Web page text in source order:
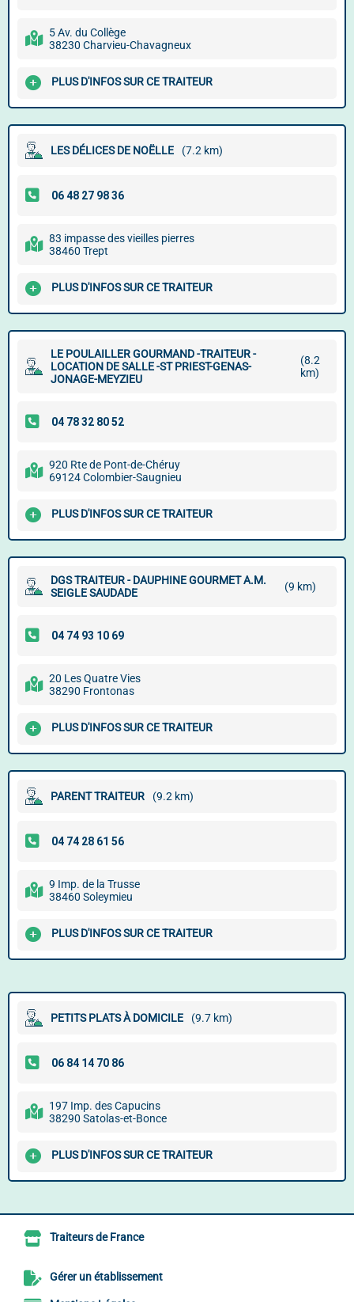
5 Av. du Collège
38230 Charvieu-Chavagneux
PLUS D'INFOS SUR CE TRAITEUR
LES DÉLICES DE NOËLLE (7.2 km)
83 impasse des vieilles pierres
38460 Trept
PLUS D'INFOS SUR CE TRAITEUR
LE POULAILLER GOURMAND -TRAITEUR -
LOCATION DE SALLE -ST PRIEST-GENAS-
JONAGE-MEYZIEU
(8.2
km)
920 Rte de Pont-de-Chéruy
69124 Colombier-Saugnieu
PLUS D'INFOS SUR CE TRAITEUR
DGS TRAITEUR - DAUPHINE GOURMET A.M.
SEIGLE SAUDADE
(9 km)
20 Les Quatre Vies
38290 Frontonas
PLUS D'INFOS SUR CE TRAITEUR
PARENT TRAITEUR (9.2 km)
9 Imp. de la Trusse
38460 Soleymieu
PLUS D'INFOS SUR CE TRAITEUR
PETITS PLATS À DOMICILE (9.7 km)
197 Imp. des Capucins
38290 Satolas-et-Bonce
PLUS D'INFOS SUR CE TRAITEUR
Traiteurs de France
Gérer un établissement